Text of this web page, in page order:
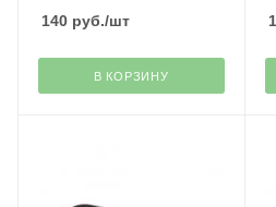
140 руб./шт
В КОРЗИНУ